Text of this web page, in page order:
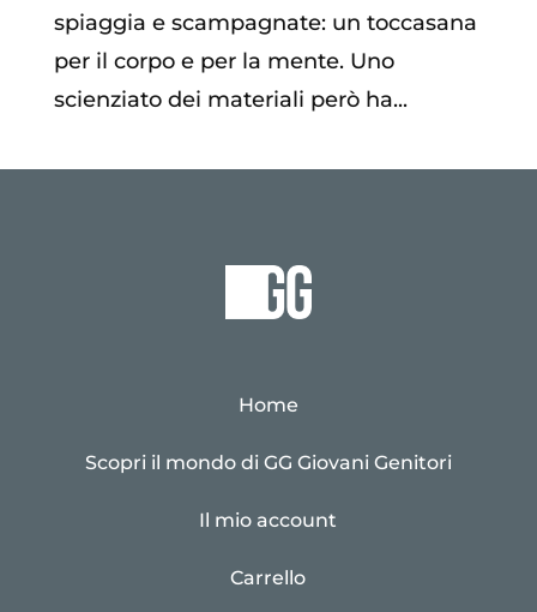
spiaggia e scampagnate: un toccasana
per il corpo e per la mente. Uno
scienziato dei materiali però ha...
Home
Scopri il mondo di GG Giovani Genitori
Il mio account
Carrello